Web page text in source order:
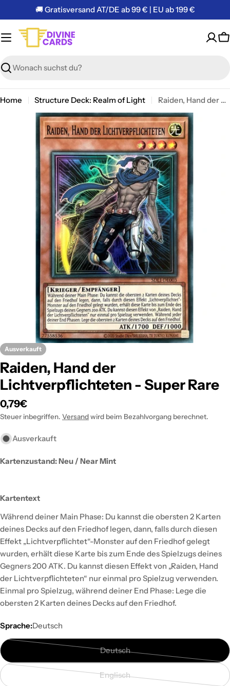
Inhalt
springen
🚚 Gratisversand AT/DE ab 99 € | EU ab 199 €
Suchen
Home Structure Deck: Realm of Light Raiden, Hand der Lichtverpflichteten - Super Rare
Sie das Medium 0 im Modalformat
Ausverkauft
Raiden, Hand der
Lichtverpflichteten - Super Rare
Regulärer
Preis
0,79€
Steuer inbegriffen. Versandwird beim Bezahlvorgang berechnet.
Ausverkauft
Kartenzustand: Neu / Near Mint
Kartentext
Während deiner Main Phase: Du kannst die obersten 2 Karten
deines Decks auf den Friedhof legen, dann, falls durch diesen
Effekt „Lichtverpflichtet“-Monster auf den Friedhof gelegt
wurden, erhält diese Karte bis zum Ende des Spielzugs deines
Gegners 200 ATK. Du kannst diesen Effekt von „Raiden, Hand
der Lichtverpflichteten“ nur einmal pro Spielzug verwenden.
Einmal pro Spielzug, während deiner End Phase: Lege die
obersten 2 Karten deines Decks auf den Friedhof.
Sprache:Deutsch
Deutsch
Variante
oder
Englisch
Variante